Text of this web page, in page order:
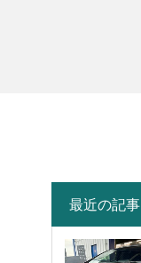
最近の記事